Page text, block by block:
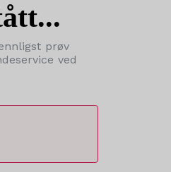
prøv
ved